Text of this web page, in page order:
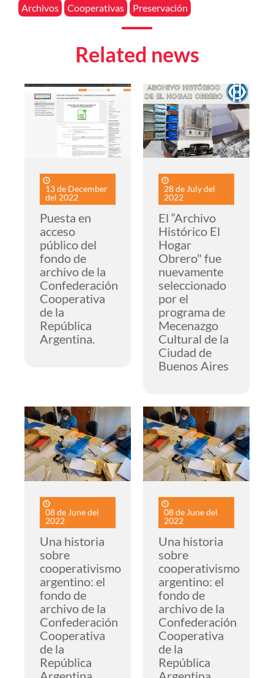
Archivos Cooperativas Preservación
Related news
Imagen
13 de December
del 2022
Puesta en
acceso
público del
fondo de
archivo de la
Confederación
Cooperativa
de la
República
Argentina.
Imagen
28 de July del
2022
El “Archivo
Histórico El
Hogar
Obrero" fue
nuevamente
seleccionado
por el
programa de
Mecenazgo
Cultural de la
Ciudad de
Buenos Aires
Imagen
08 de June del
2022
Una historia
sobre
cooperativismo
argentino: el
fondo de
archivo de la
Confederación
Cooperativa
de la
República
Imagen
08 de June del
2022
Una historia
sobre
cooperativismo
argentino: el
fondo de
archivo de la
Confederación
Cooperativa
de la
República